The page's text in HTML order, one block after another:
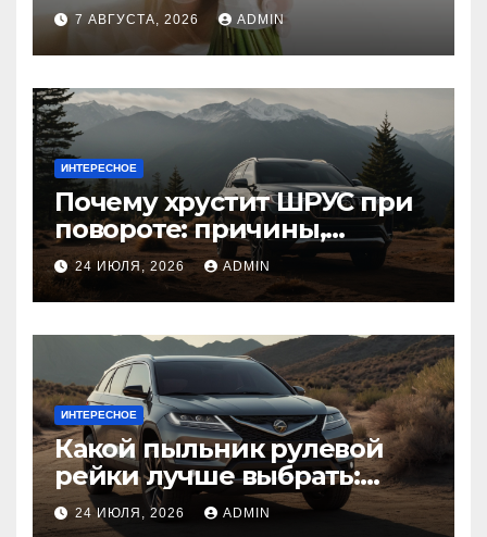
7 АВГУСТА, 2026 ADMIN
ИНТЕРЕСНОЕ
Почему хрустит ШРУС при
повороте: причины,
диагностика
24 ИЮЛЯ, 2026 ADMIN
ИНТЕРЕСНОЕ
Какой пыльник рулевой
рейки лучше выбрать:
оригинальный или аналог,
резина или полиуретан
24 ИЮЛЯ, 2026 ADMIN